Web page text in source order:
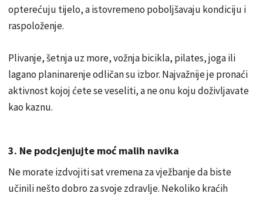
opterećuju tijelo, a istovremeno poboljšavaju kondiciju i
raspoloženje.
Plivanje, šetnja uz more, vožnja bicikla, pilates, joga ili
lagano planinarenje odličan su izbor. Najvažnije je pronaći
aktivnost kojoj ćete se veseliti, a ne onu koju doživljavate
kao kaznu.
3. Ne podcjenjujte moć malih navika
Ne morate izdvojiti sat vremena za vježbanje da biste
učinili nešto dobro za svoje zdravlje. Nekoliko kraćih